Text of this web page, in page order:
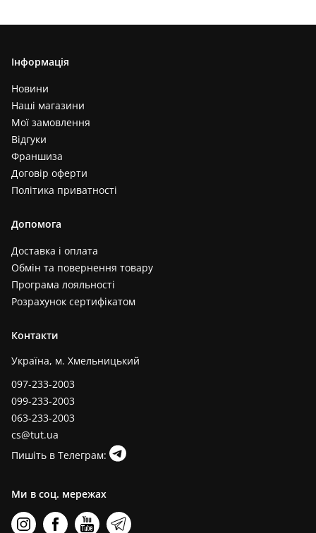
Інформація
Новини
Наші магазини
Мої замовлення
Відгуки
Франшиза
Договір оферти
Політика приватності
Допомога
Доставка і оплата
Обмін та повернення товару
Програма лояльності
Розрахунок сертифікатом
Контакти
Україна, м. Хмельницький
097-233-2003
099-233-2003
063-233-2003
cs@tut.ua
Пишіть в Телеграм:
Ми в соц. мережах